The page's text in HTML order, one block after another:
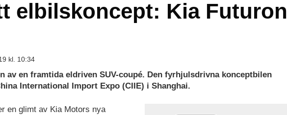
elbilskoncept: Kia Futuron
kl. 10:34
av en framtida eldriven SUV-coupé. Den fyrhjulsdrivna konceptbilen
International Import Expo (CIIE) i Shanghai.
en glimt av Kia Motors nya